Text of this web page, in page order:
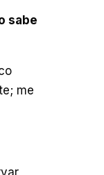
sabe
me